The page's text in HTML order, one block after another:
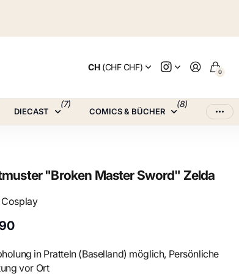
CH(CHF CHF) 0
DIECAST
(7)
COMICS & BÜCHER
(8)
"Broken Master Sword" Zelda
in Pratteln (Baselland) möglich, Persönliche
vor Ort